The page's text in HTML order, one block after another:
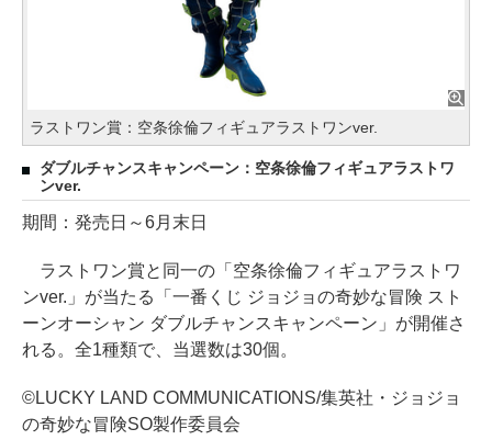
ラストワン賞：空条徐倫フィギュアラストワンver.
ダブルチャンスキャンペーン：空条徐倫フィギュアラストワ
ンver.
期間：発売日～6月末日
ラストワン賞と同一の「空条徐倫フィギュアラストワ
ンver.」が当たる「一番くじ ジョジョの奇妙な冒険 スト
ーンオーシャン ダブルチャンスキャンペーン」が開催さ
れる。全1種類で、当選数は30個。
©LUCKY LAND COMMUNICATIONS/集英社・ジョジョ
の奇妙な冒険SO製作委員会